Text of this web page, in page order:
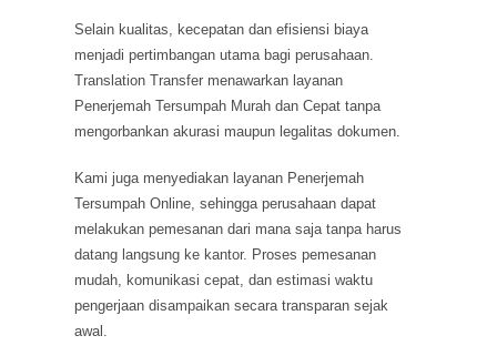
Selain kualitas, kecepatan dan efisiensi biaya
menjadi pertimbangan utama bagi perusahaan.
Translation Transfer menawarkan layanan
Penerjemah Tersumpah Murah dan Cepat tanpa
mengorbankan akurasi maupun legalitas dokumen.
Kami juga menyediakan layanan Penerjemah
Tersumpah Online, sehingga perusahaan dapat
melakukan pemesanan dari mana saja tanpa harus
datang langsung ke kantor. Proses pemesanan
mudah, komunikasi cepat, dan estimasi waktu
pengerjaan disampaikan secara transparan sejak
awal.